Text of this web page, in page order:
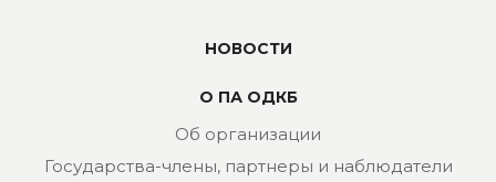
НОВОСТИ
О ПА ОДКБ
Об организации
Государства-члены, партнеры и наблюдатели